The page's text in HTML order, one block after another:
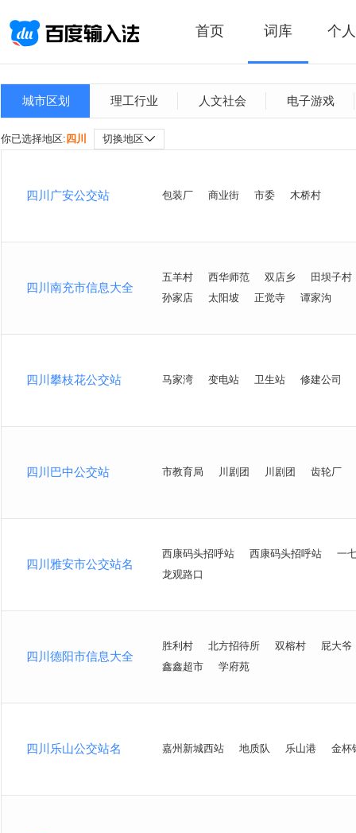
首页 词库 个
城市区划 理工行业 人文社会 电子游戏
你已选择地区: 四川 切换地区
四川广安公交站 包装厂 商业街 市委 木桥村
四川南充市信息大全
五羊村 西华师范 双店乡
田坝子村
孙家店
太阳坡 正觉寺 谭家沟
四川攀枝花公交站 马家湾 变电站 卫生站 修建公司
四川巴中公交站 市教育局 川剧团 川剧团 齿轮厂
四川雅安市公交站名
西康码头招呼站 西康码头招呼站
一
龙观路口
四川德阳市信息大全
胜利村 北方招待所 双榕村
屁大爷
鑫鑫超市
学府苑
四川乐山公交站名 嘉州新城西站 地质队 乐山港 金杯